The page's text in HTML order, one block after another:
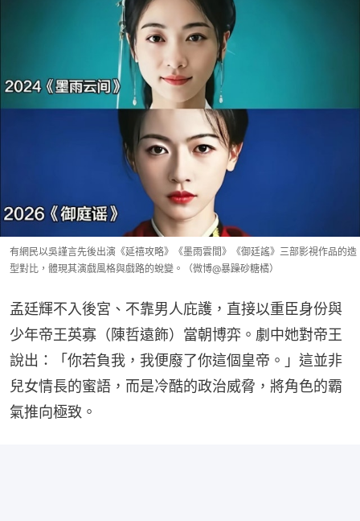
有網民以吳謹言先後出演《延禧攻略》《墨雨雲間》《御廷謠》三部影視作品的造
型對比，體現其演戲風格與戲路的蛻變。（微博@暴躁砂糖橘）
孟廷輝不入後宮、不靠男人庇護，直接以重臣身份與
少年帝王英寡（陳哲遠飾）當朝博弈。劇中她對帝王
說出：「你若負我，我便廢了你這個皇帝。」這並非
兒女情長的蜜語，而是冷酷的政治威脅，將角色的霸
氣推向極致。